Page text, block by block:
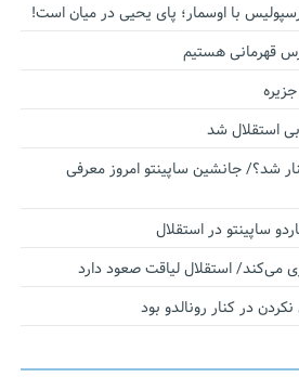
با اوسمار؛ پای یحیی در میان است!
قهرمانی هستیم
استقلال شد
شد؟/ جانشین ساپینتو امروز معرفی
ساپینتو در استقلال
می‌کند/ استقلال لیاقت صعود دارد
در کنار رونالدو بود